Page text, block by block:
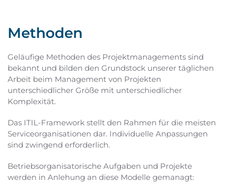
Methoden
Geläufige Methoden des Projektmanagements sind
bekannt und bilden den Grundstock unserer täglichen
Arbeit beim Management von Projekten
unterschiedlicher Größe mit unterschiedlicher
Komplexität.
Das ITIL-Framework stellt den Rahmen für die meisten
Serviceorganisationen dar. Individuelle Anpassungen
sind zwingend erforderlich.
Betriebsorganisatorische Aufgaben und Projekte
werden in Anlehung an diese Modelle gemanagt: